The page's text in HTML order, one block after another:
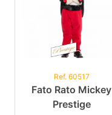
Ref. 60517
Fato Rato Mickey
Prestige